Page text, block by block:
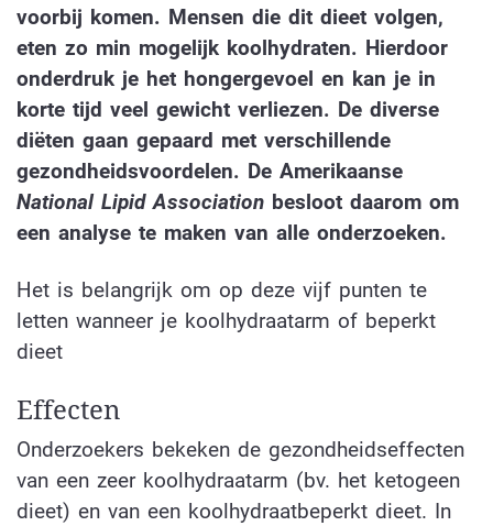
voorbij komen. Mensen die dit dieet volgen,
eten zo min mogelijk koolhydraten. Hierdoor
onderdruk je het hongergevoel en kan je in
korte tijd veel gewicht verliezen. De diverse
diëten gaan gepaard met verschillende
gezondheidsvoordelen. De Amerikaanse
National Lipid Association besloot daarom om
een analyse te maken van alle onderzoeken.
Het is belangrijk om op deze vijf punten te
letten wanneer je koolhydraatarm of beperkt
dieet
Effecten
Onderzoekers bekeken de gezondheidseffecten
van een zeer koolhydraatarm (bv. het ketogeen
dieet) en van een koolhydraatbeperkt dieet. In